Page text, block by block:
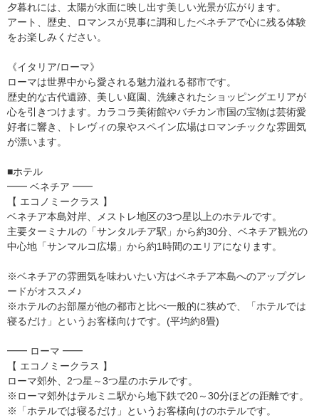
夕暮れには、太陽が水面に映し出す美しい光景が広がります。
アート、歴史、ロマンスが見事に調和したベネチアで心に残る体験
をお楽しみください。
《イタリア/ローマ》
ローマは世界中から愛される魅力溢れる都市です。
歴史的な古代遺跡、美しい庭園、洗練されたショッピングエリアが
心を引きつけます。カラコラ美術館やバチカン市国の宝物は芸術愛
好者に響き、トレヴィの泉やスペイン広場はロマンチックな雰囲気
が漂います。
■ホテル
━━ ベネチア ━━
【 エコノミークラス 】
ベネチア本島対岸、メストレ地区の3つ星以上のホテルです。
主要ターミナルの「サンタルチア駅」から約30分、ベネチア観光の
中心地「サンマルコ広場」から約1時間のエリアになります。
※ベネチアの雰囲気を味わいたい方はベネチア本島へのアップグレ
ードがオススメ♪
※ホテルのお部屋が他の都市と比べ一般的に狭めで、「ホテルでは
寝るだけ」というお客様向けです。(平均約8畳)
━━ ローマ ━━
【 エコノミークラス 】
ローマ郊外、2つ星～3つ星のホテルです。
※ローマ郊外はテルミニ駅から地下鉄で20～30分ほどの距離です。
※「ホテルでは寝るだけ」というお客様向けのホテルです。